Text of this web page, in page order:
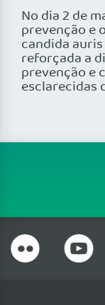
No dia 2 de
prevenção e
candida
reforçada a
prevenção e
esclarecidas